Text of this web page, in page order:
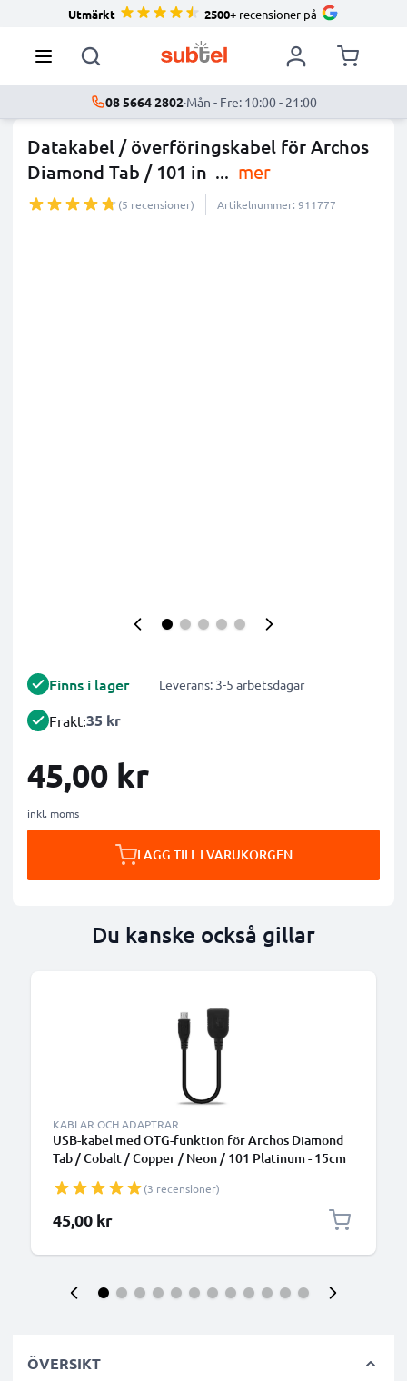
Utmärkt 2500+ recensioner på
08 5664 2802·Mån - Fre: 10:00 - 21:00
Datakabel / överföringskabel för Archos
Diamond Tab / 101 in ... mer
(5 recensioner) Artikelnummer: 911777
Finns i lager Leverans: 3-5 arbetsdagar
Frakt:35 kr
45,00 kr
inkl. moms
LÄGG TILL I VARUKORGEN
Du kanske också gillar
KABLAR OCH ADAPTRAR
USB-kabel med OTG-funktion för Archos Diamond
Tab / Cobalt / Copper / Neon / 101 Platinum - 15cm
(3 recensioner)
45,00 kr
ÖVERSIKT